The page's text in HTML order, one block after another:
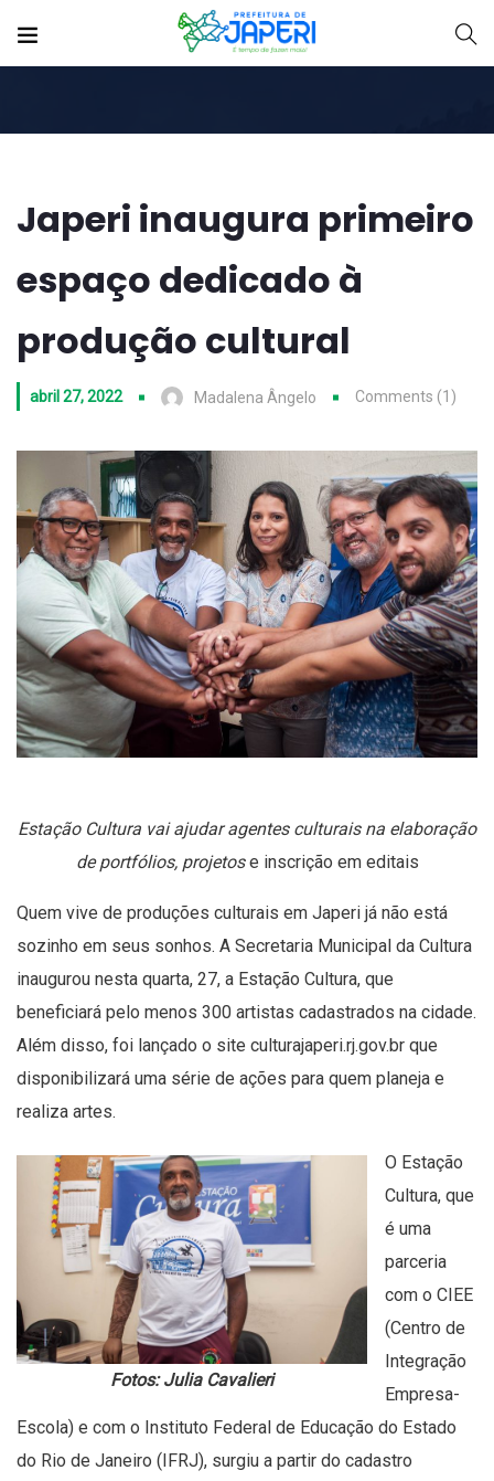
Japeri inaugura primeiro
espaço dedicado à
produção cultural
abril 27, 2022 Madalena Ângelo Comments (1)
Estação Cultura vai ajudar agentes culturais na elaboração
de portfólios, projetose inscrição em editais
Quem vive de produções culturais em Japeri já não está
sozinho em seus sonhos. A Secretaria Municipal da Cultura
inaugurou nesta quarta, 27, a Estação Cultura, que
beneficiará pelo menos 300 artistas cadastrados na cidade.
Além disso, foi lançado o site culturajaperi.rj.gov.br que
disponibilizará uma série de ações para quem planeja e
realiza artes.
Fotos: Julia Cavalieri
O Estação
Cultura, que
é uma
parceria
com o CIEE
(Centro de
Integração
Empresa-
Escola) e com o Instituto Federal de Educação do Estado
do Rio de Janeiro (IFRJ), surgiu a partir do cadastro